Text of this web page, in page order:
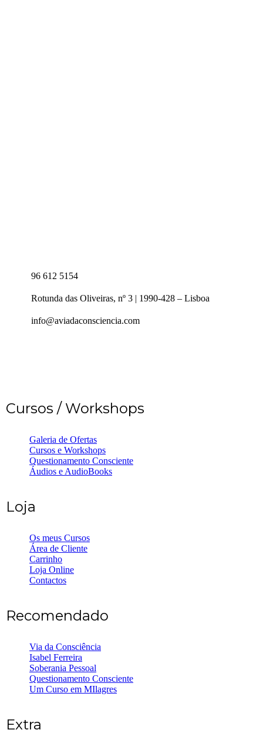
96 612 5154
Rotunda das Oliveiras, nº 3 | 1990-428 – Lisboa
info@aviadaconsciencia.com
Cursos / Workshops
Galeria de Ofertas
Cursos e Workshops
Questionamento Consciente
Áudios e AudioBooks
Loja
Os meus Cursos
Área de Cliente
Carrinho
Loja Online
Contactos
Recomendado
Via da Consciência
Isabel Ferreira
Soberania Pessoal
Questionamento Consciente
Um Curso em MIlagres
Extra